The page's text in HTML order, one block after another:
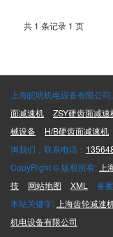
共 1 条记录 1 页
上海皖明机电设备有限公
面减速机
ZSY硬齿面减速
械设备
H/B硬齿面减速机
询我们，联系电话：
CopyRight © 版权所有: 上
技
网站地图 XML 备
本站关键字: 上海齿轮减速
机电设备有限公司